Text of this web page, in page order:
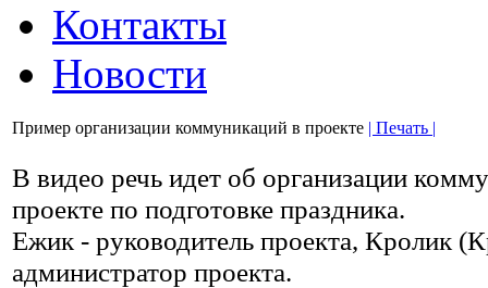
Контакты
Новости
Пример организации коммуникаций в проекте | Печать |
В видео речь идет об организации
проекте по подготовке праздника.
Ежик - руководитель проекта, Кролик
администратор проекта.